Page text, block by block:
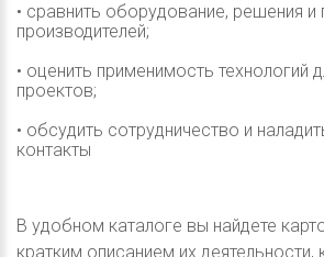
• сравнить оборудование, решения и
производителей;
• оценить применимость технологий
проектов;
• обсудить сотрудничество и
контакты
В удобном каталоге вы найдете
кратким описанием их деятельности,